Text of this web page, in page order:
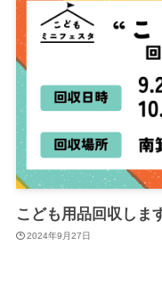
こども用品回収しま
2024年9月27日